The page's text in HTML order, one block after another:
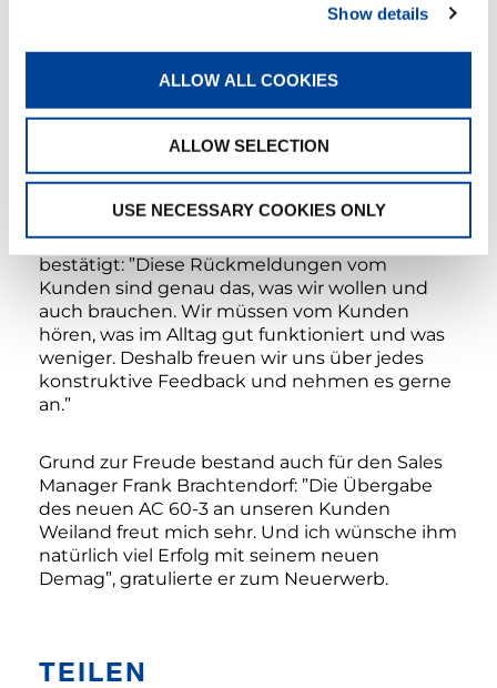
Show details
ALLOW ALL COOKIES
ALLOW SELECTION
USE NECESSARY COOKIES ONLY
haben. Man merkt, dass sowohl in der
Fertigung wie auch sonst überall sehr auf
Degenhardt im Gespräch mit Jens Ennen.
Besonders positiv bewertet er, dass in
Zweibrücken Kritik oder Anregungen zur
dem Kunden immer auf Augenhöhe zugehört
wird. Eine Einschätzung, die Jens Ennen
bestätigt: ”Diese Rückmeldungen vom
Kunden sind genau das, was wir wollen und
auch brauchen. Wir müssen vom Kunden
hören, was im Alltag gut funktioniert und was
weniger. Deshalb freuen wir uns über jedes
konstruktive Feedback und nehmen es gerne
an.”
Grund zur Freude bestand auch für den Sales
Manager Frank Brachtendorf: ”Die Übergabe
des neuen AC 60-3 an unseren Kunden
Weiland freut mich sehr. Und ich wünsche ihm
natürlich viel Erfolg mit seinem neuen
Demag”, gratulierte er zum Neuerwerb.
TEILEN